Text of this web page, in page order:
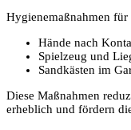
Hygienemaßnahmen für
Hände nach
Spielzeug und
Sandkästen im
Diese Maßnahmen
erheblich und fördern